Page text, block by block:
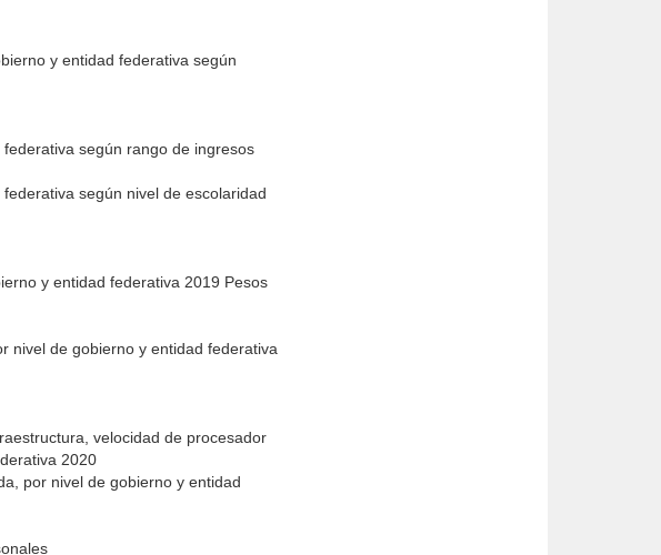
y entidad federativa según
según rango de ingresos
según nivel de escolaridad
y entidad federativa 2019 Pesos
nivel de gobierno y entidad federativa
velocidad de procesador
2020
por nivel de gobierno y entidad